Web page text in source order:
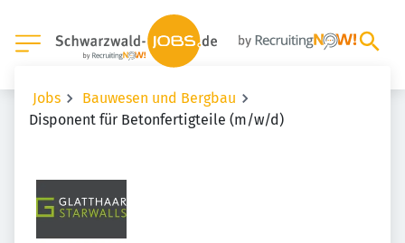
Jobs
Bauwesen und Bergbau
Disponent für Betonfertigteile (m/w/d)